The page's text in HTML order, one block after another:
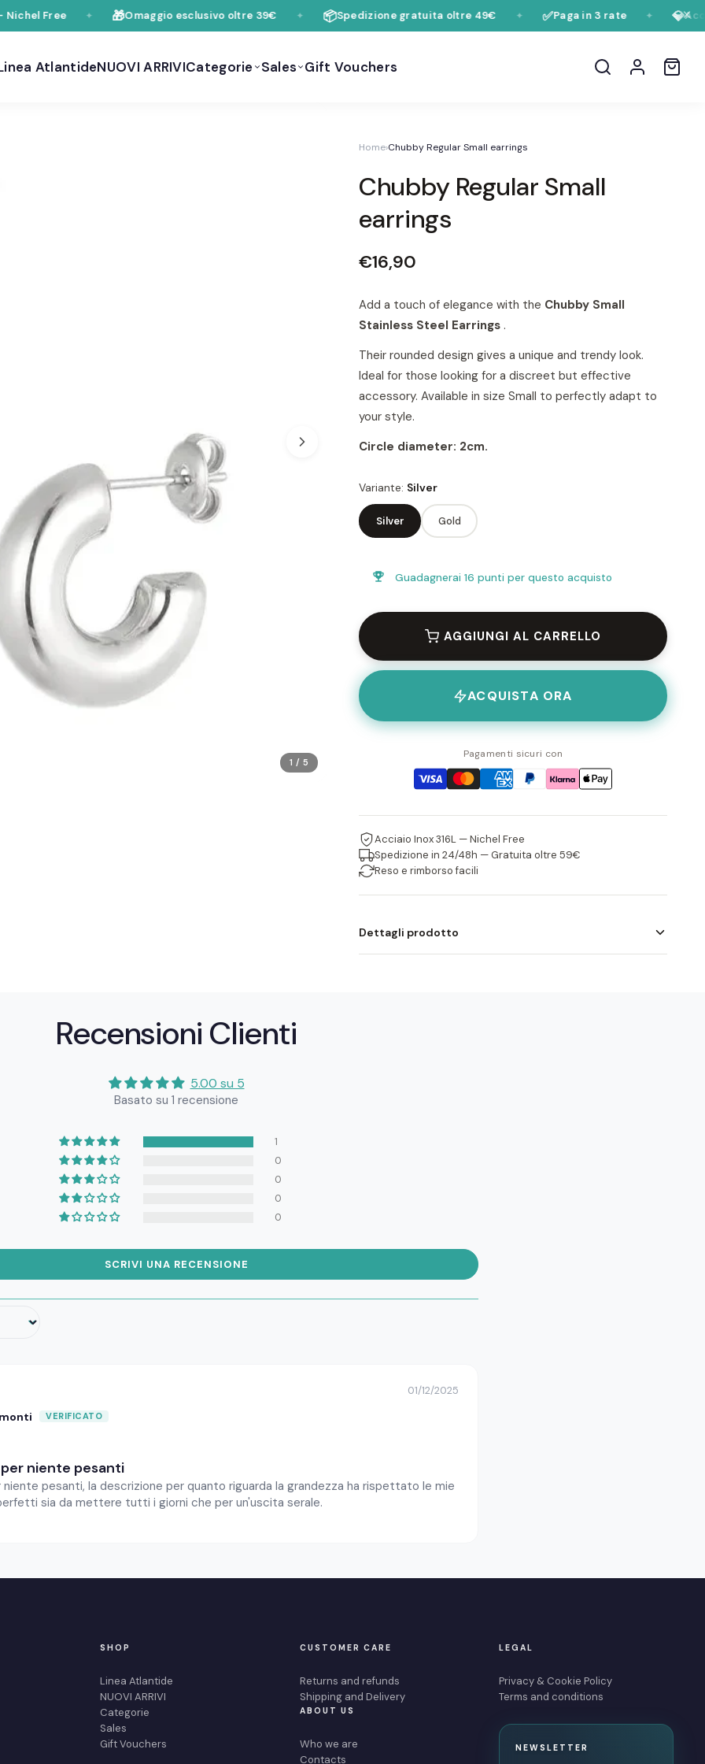
Free 🎁Omaggio esclusivo oltre 39€ 📦Spedizione gratuita oltre 49€ ✅Paga in 3 rate 💎
AtlantideNUOVI ARRIVICategorie Sales Gift Vouchers
1 / 5
Home›Chubby Regular Small earrings
Chubby Regular Small
earrings
€16,90
Add a touch of elegance with the Chubby Small
Stainless Steel Earrings .
Their rounded design gives a unique and trendy look.
Ideal for those looking for a discreet but effective
accessory. Available in size Small to perfectly adapt to
your style.
Circle diameter: 2cm.
Variante: Silver
Silver Gold
Guadagnerai 16 punti per questo acquisto
AGGIUNGI AL CARRELLO
ACQUISTA ORA
Pagamenti sicuri con
Acciaio Inox 316L — Nichel Free
Spedizione in 24/48h — Gratuita oltre 59€
Reso e rimborso facili
Dettagli prodotto
Recensioni Clienti
5.00 su 5
Basato su 1 recensione
1
0
0
0
0
SCRIVI UNA RECENSIONE
01/12/2025
niente pesanti
pesanti, la descrizione per quanto riguarda la grandezza ha rispettato le mie
sia da mettere tutti i giorni che per un'uscita serale.
SHOP
Linea Atlantide
NUOVI ARRIVI
Categorie
Sales
Gift Vouchers
CUSTOMER CARE
Returns and refunds
Shipping and Delivery
ABOUT US
Who we are
Contacts
LEGAL
Privacy & Cookie Policy
Terms and conditions
NEWSLETTER